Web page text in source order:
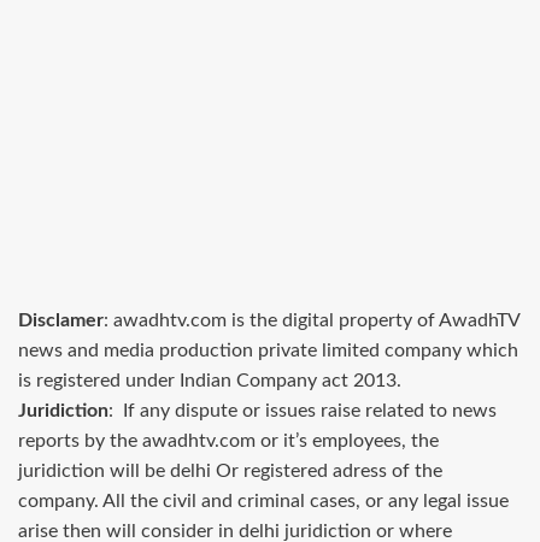
Disclamer: awadhtv.com is the digital property of AwadhTV
news and media production private limited company which
is registered under Indian Company act 2013.
Juridiction: If any dispute or issues raise related to news
reports by the awadhtv.com or it’s employees, the
juridiction will be delhi Or registered adress of the
company. All the civil and criminal cases, or any legal issue
arise then will consider in delhi juridiction or where